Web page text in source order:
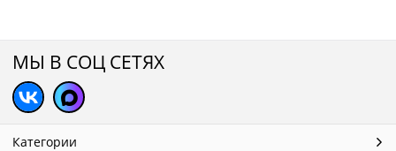
МЫ В СОЦ СЕТЯХ
Категории